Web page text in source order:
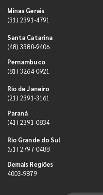
Minas Gerais
(31) 2391-4791
Santa Catarina
(48) 3380-9406
Pernambuco
(81) 3264-0921
Rio de Janeiro
(21) 2391-3161
Paraná
(41) 2391-0834
Rio Grande do Sul
(51) 2797-0488
Demais Regiões
4003-9879